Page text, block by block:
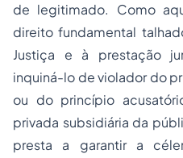
de legitimado. Como
direito fundamental
Justiça e à prestação
inquiná-lo de violador do
ou do princípio
privada subsidiária da
presta a garantir a